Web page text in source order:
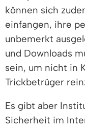
können sich
einfangen, ihre
unbemerkt
und Downloads
sein, um nicht in
Trickbetrüger
Es gibt aber
Sicherheit im